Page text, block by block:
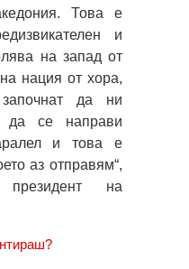
Това е
и
на запад от
нация от хора,
да ни
да се направи
и това е
аз отправям“,
президент на